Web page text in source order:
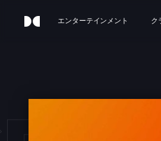
エンターテインメント ク